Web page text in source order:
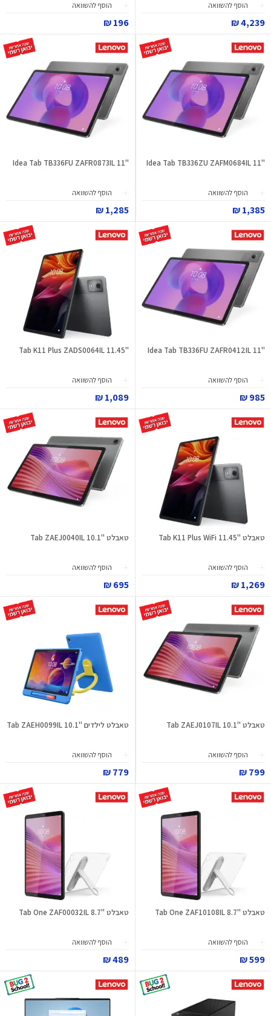
הוסף להשוואה
4,239 ₪
הוסף להשוואה
196 ₪
"11 Idea Tab TB336ZU ZAFM0684IL
הוסף להשוואה
1,385 ₪
"11 Idea Tab TB336FU ZAFR0873IL
הוסף להשוואה
1,285 ₪
"11 Idea Tab TB336FU ZAFR0412IL
הוסף להשוואה
985 ₪
"11.45 Tab K11 Plus ZADS0064IL
הוסף להשוואה
1,089 ₪
טאבלט "11.45 Tab K11 Plus WiFi
הוסף להשוואה
1,269 ₪
טאבלט "10.1 Tab ZAEJ0040IL
הוסף להשוואה
695 ₪
טאבלט "10.1 Tab ZAEJ0107IL
הוסף להשוואה
799 ₪
טאבלט לילדים "10.1 Tab ZAEH0099IL
הוסף להשוואה
779 ₪
טאבלט "8.7 Tab One ZAF10108IL
הוסף להשוואה
599 ₪
טאבלט "8.7 Tab One ZAF00032IL
הוסף להשוואה
489 ₪